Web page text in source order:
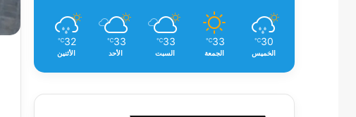
30
℃
الخميس
33
℃
الجمعة
33
℃
السبت
33
℃
الأحد
32
℃
الأثنين